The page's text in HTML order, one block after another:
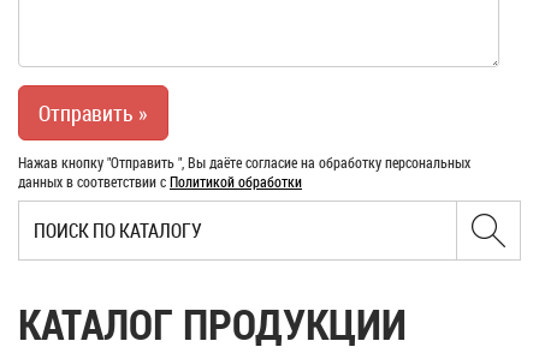
Нажав кнопку "Отправить ", Вы даёте согласие на обработку персональных
данных в соответствии сПолитикой обработки
КАТАЛОГ ПРОДУКЦИИ